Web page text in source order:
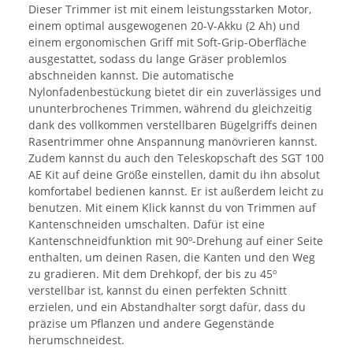
Dieser Trimmer ist mit einem leistungsstarken Motor,
einem optimal ausgewogenen 20-V-Akku (2 Ah) und
einem ergonomischen Griff mit Soft-Grip-Oberfläche
ausgestattet, sodass du lange Gräser problemlos
abschneiden kannst. Die automatische
Nylonfadenbestückung bietet dir ein zuverlässiges und
ununterbrochenes Trimmen, während du gleichzeitig
dank des vollkommen verstellbaren Bügelgriffs deinen
Rasentrimmer ohne Anspannung manövrieren kannst.
Zudem kannst du auch den Teleskopschaft des SGT 100
AE Kit auf deine Größe einstellen, damit du ihn absolut
komfortabel bedienen kannst. Er ist außerdem leicht zu
benutzen. Mit einem Klick kannst du von Trimmen auf
Kantenschneiden umschalten. Dafür ist eine
Kantenschneidfunktion mit 90º-Drehung auf einer Seite
enthalten, um deinen Rasen, die Kanten und den Weg
zu gradieren. Mit dem Drehkopf, der bis zu 45º
verstellbar ist, kannst du einen perfekten Schnitt
erzielen, und ein Abstandhalter sorgt dafür, dass du
präzise um Pflanzen und andere Gegenstände
herumschneidest.